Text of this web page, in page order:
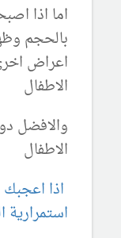
اما اذا
بالحجم
اعراض
الاطفال
والافضل
الاطفال
اذا
استمرارية